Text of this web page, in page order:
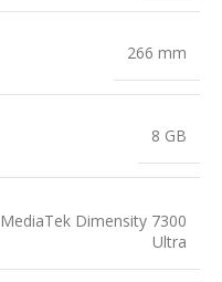
266 mm
8 GB
MediaTek Dimensity 7300
Ultra